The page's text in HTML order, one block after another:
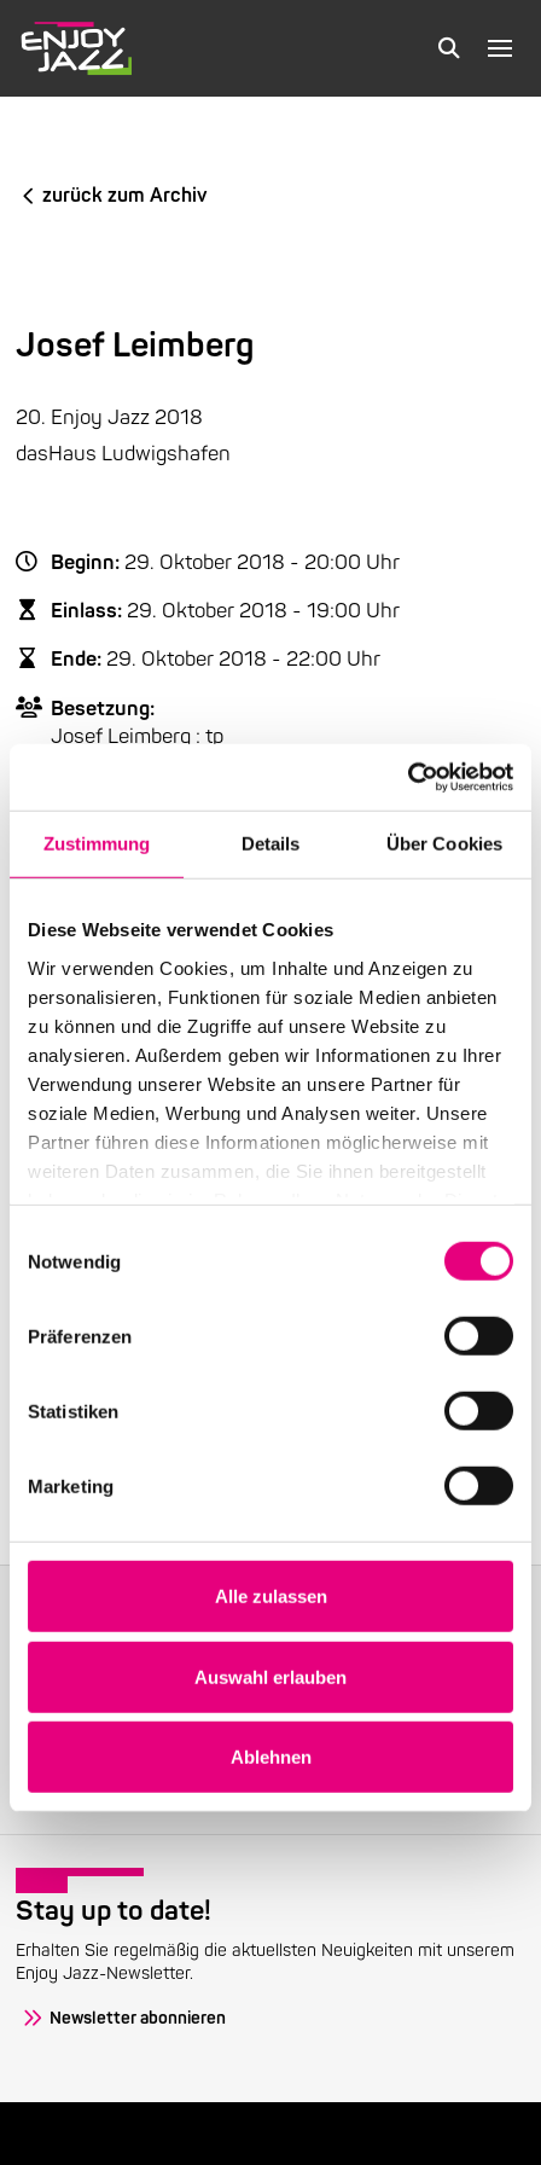
Zustimmung Details Über Cookies
Diese Webseite verwendet Cookies
Wir verwenden Cookies, um Inhalte und Anzeigen zu
personalisieren, Funktionen für soziale Medien anbieten
zu können und die Zugriffe auf unsere Website zu
analysieren. Außerdem geben wir Informationen zu Ihrer
Verwendung unserer Website an unsere Partner für
soziale Medien, Werbung und Analysen weiter. Unsere
Partner führen diese Informationen möglicherweise mit
weiteren Daten zusammen, die Sie ihnen bereitgestellt
Notwendig
Präferenzen
Statistiken
Marketing
Alle zulassen
Auswahl erlauben
Ablehnen
zurück zum Archiv
Josef Leimberg
20. Enjoy Jazz 2018
dasHaus Ludwigshafen
Beginn: 29. Oktober 2018 - 20:00 Uhr
Einlass: 29. Oktober 2018 - 19:00 Uhr
Ende: 29. Oktober 2018 - 22:00 Uhr
Besetzung:
Josef Leimberg : tp
Matthew Little : keys
Bubby Lewis : b
William Logan : dr
VVK Preis:20 €
Abendkasse:24 €
Nationalität:USA
dasHaus Ludwigshafen: Bahnhofsstraße 30,
Ludwigshafen
Event Serie:
Josef Leimberg
Become a friend!
Treten Sie dem Enjoy Jazz-Freundeskreis bei und erhalten Sie
Stay up to date!
Erhalten Sie regelmäßig die aktuellsten Neuigkeiten mit unserem
Enjoy Jazz-Newsletter.
Newsletter abonnieren